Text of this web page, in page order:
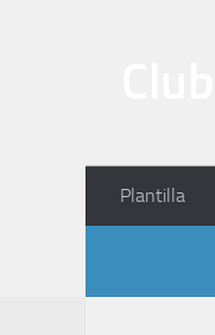
Plantilla